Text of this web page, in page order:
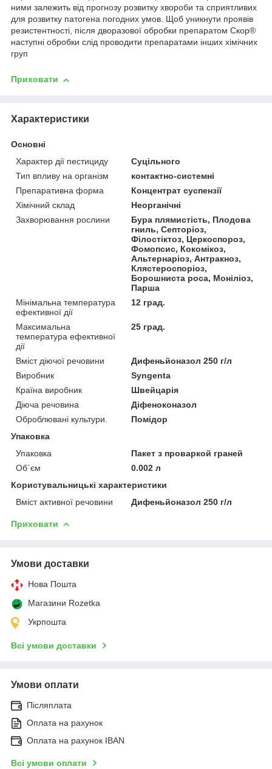
ними залежить від прогнозу розвитку хвороби та сприятливих
для розвитку патогена погодних умов. Щоб уникнути проявів
резистентності, після дворазової обробки препаратом Скор®
наступні обробки слід проводити препаратами інших хімічних
груп
Приховати
Характеристики
Основні
Характер дії пестициду
Суцільного
Тип впливу на організм
контактно-системні
Препаративна форма
Концентрат суспензії
Хімічний склад
Неорганічні
Захворювання рослини
Бура плямистість, Плодова
гниль, Септоріоз,
Філостіктоз, Церкоспороз,
Фомопсис, Кокомікоз,
Альтернаріоз, Антракноз,
Клястероспоріоз,
Борошниста роса, Моніліоз,
Парша
Мінімальна температура
ефективної дії
12 град.
Максимальна
температура ефективної
дії
25 град.
Вміст діючої речовини
Дифеньйоназол 250 г/л
Виробник
Syngenta
Країна виробник
Швейцарія
Діюча речовина
Діфеноконазол
Оброблювані культури.
Помідор
Упаковка
Упаковка
Пакет з проваркой граней
Об`єм
0.002 л
Користувальницькі характеристики
Вміст активної речовини
Дифеньйоназол 250 г/л
Приховати
Умови доставки
Нова Пошта
Магазини Rozetka
Укрпошта
Всі умови доставки
Умови оплати
Післяплата
Оплата на рахунок
Оплата на рахунок IBAN
Всі умови оплати